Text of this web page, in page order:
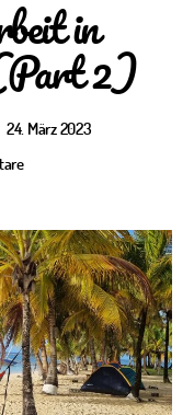
in
2)
24. März 2023
zu
und
Taranteln
–
Freiwilligenarbeit
in
Lateinamerika
(Part
2)